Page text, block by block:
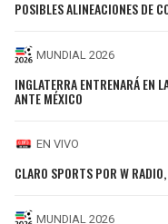
POSIBLES ALINEACIONES DE
MUNDIAL 2026
INGLATERRA ENTRENARÁ EN
ANTE MÉXICO
EN VIVO
CLARO SPORTS POR W
MUNDIAL 2026